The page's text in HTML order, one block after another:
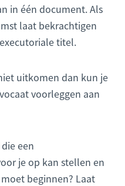
in één document. Als
laat bekrachtigen
titel.
uitkomen dan kun je
voorleggen aan
een
je op kan stellen en
beginnen? Laat